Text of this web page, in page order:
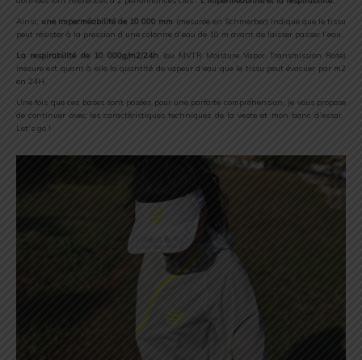
Ainsi, une imperméabilité de 10 000 mm (mesurée en Schmerber) indique que le tissu
peut résister à la pression d’une colonne d’eau de 10 m avant de laisser passer l’eau.
La respirabilité de 10 000g/m2/24h
(ou MVTR Moisture Vapor Transmission Rate)
mesure est quant à elle la quantité de vapeur d’eau que le tissu peut évacuer par m2
en 24H.
Une fois que ces bases sont posées pour une parfaite compréhension, je vous propose
de continuer avec les caractéristiques techniques de la veste et mon banc d’essai.
Let’s go !